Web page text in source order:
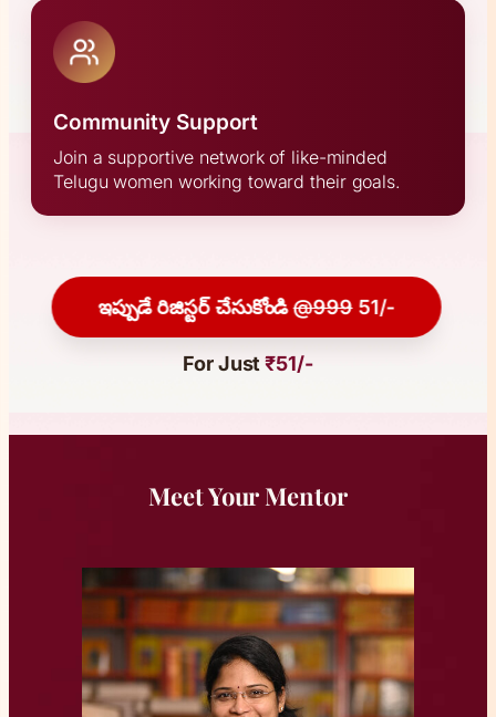
Community Support
Join a supportive network of like-minded
Telugu women working toward their goals.
ఇప్పుడే రిజిస్టర్ చేసుకోండి@999 51/-
For Just₹51/-
Meet Your Mentor